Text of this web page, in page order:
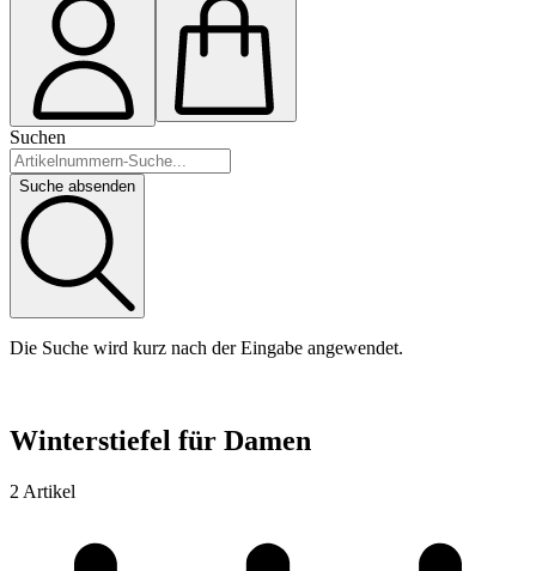
Suchen
Suche absenden
Die Suche wird kurz nach der Eingabe angewendet.
Winterstiefel für Damen
2 Artikel